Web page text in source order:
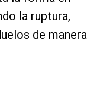
la ruptura,
de manera